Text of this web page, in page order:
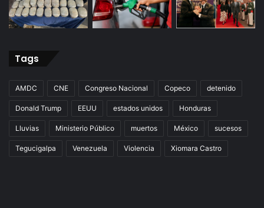
Tags
AMDC CNE Congreso Nacional Copeco detenido
Donald Trump EEUU estados unidos Honduras
Lluvias Ministerio Público muertos México sucesos
Tegucigalpa Venezuela Violencia Xiomara Castro